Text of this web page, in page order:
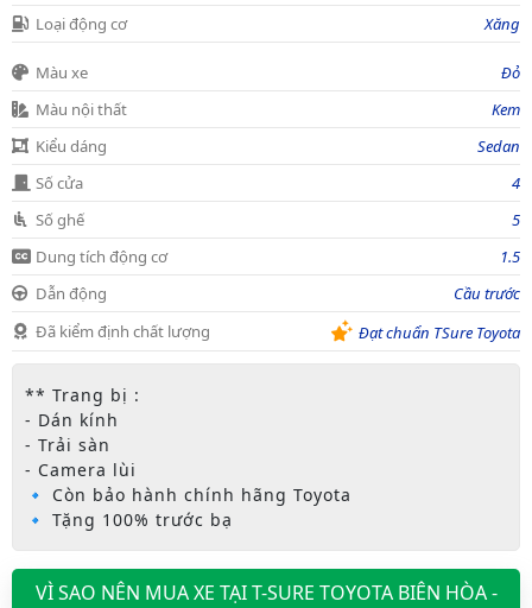
Loại động cơ
Xăng
Màu xe
Đỏ
Màu nội thất
Kem
Kiểu dáng
Sedan
Số cửa
4
Số ghế
5
Dung tích động cơ
1.5
Dẫn động
Cầu trước
Đã kiểm định chất lượng
Đạt chuẩn TSure Toyota
** Trang bị :
- Dán kính
- Trải sàn
- Camera lùi
🔹 Còn bảo hành chính hãng Toyota
🔹 Tặng 100% trước bạ
VÌ SAO NÊN MUA XE TẠI T-SURE TOYOTA BIÊN HÒA -